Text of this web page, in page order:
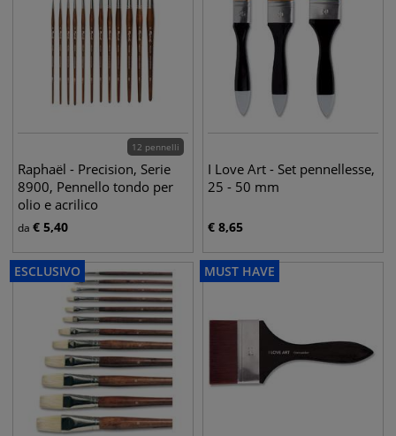
12 pennelli
Raphaël - Precision, Serie
8900, Pennello tondo per
olio e acrilico
da € 5,40
I Love Art - Set pennellesse,
25 - 50 mm
€ 8,65
ESCLUSIVO MUST HAVE